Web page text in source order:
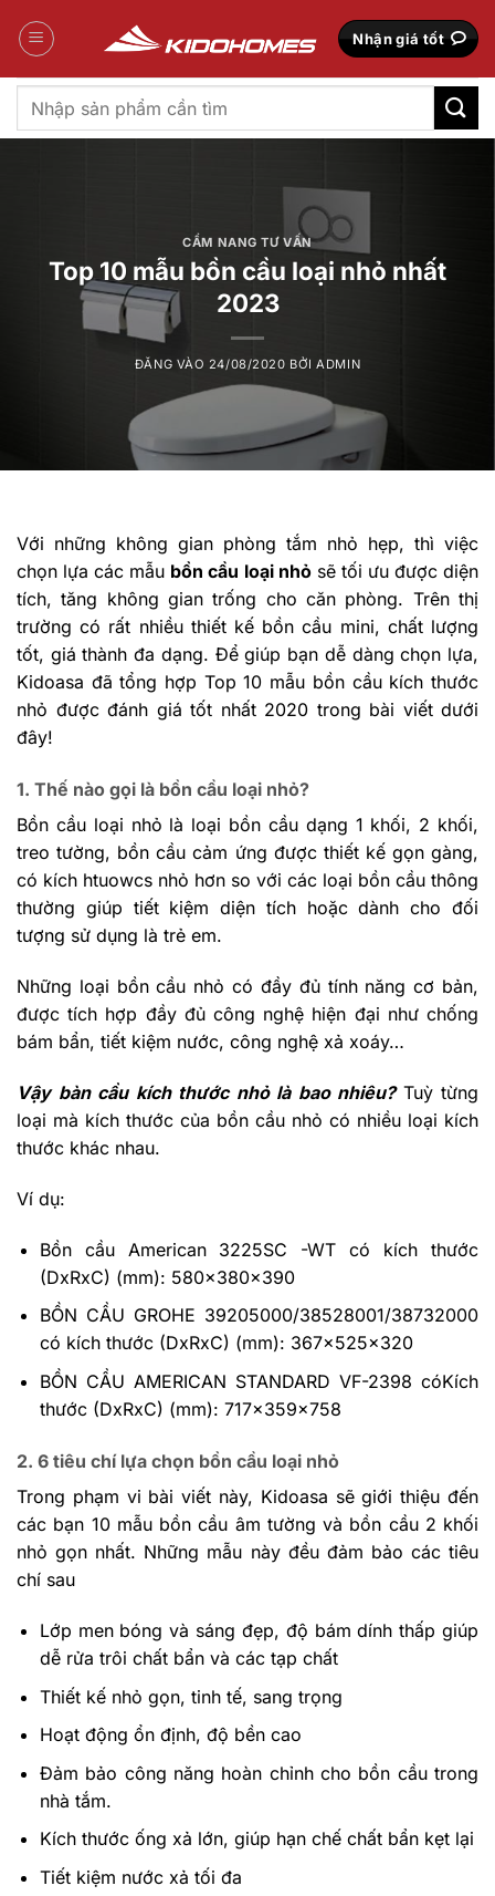
qua
Nhận giá tốt
Tìm
kiếm:
CẨM NANG TƯ VẤN
Top 10 mẫu bồn cầu loại nhỏ nhất
2023
ĐĂNG VÀO 24/08/2020 BỞIADMIN
Với những không gian phòng tắm nhỏ hẹp, thì việc
chọn lựa các mẫu bồn cầu loại nhỏsẽ tối ưu được diện
tích, tăng không gian trống cho căn phòng. Trên thị
trường có rất nhiều thiết kế bồn cầu mini, chất lượng
tốt, giá thành đa dạng. Để giúp bạn dễ dàng chọn lựa,
Kidoasa đã tổng hợp Top 10 mẫu bồn cầu kích thước
nhỏ được đánh giá tốt nhất 2020 trong bài viết dưới
đây!
1. Thế nào gọi là bồn cầu loại nhỏ?
Bồn cầu loại nhỏ là loại bồn cầu dạng 1 khối, 2 khối,
treo tường, bồn cầu cảm ứng được thiết kế gọn gàng,
có kích htuowcs nhỏ hơn so với các loại bồn cầu thông
thường giúp tiết kiệm diện tích hoặc dành cho đối
tượng sử dụng là trẻ em.
Những loại bồn cầu nhỏ có đầy đủ tính năng cơ bản,
được tích hợp đầy đủ công nghệ hiện đại như chống
bám bẩn, tiết kiệm nước, công nghệ xả xoáy…
Vậy bàn cầu kích thước nhỏ là bao nhiêu? Tuỳ từng
loại mà kích thước của bồn cầu nhỏ có nhiều loại kích
thước khác nhau.
Ví dụ:
Bồn cầu American 3225SC -WT có kích thước
(DxRxC) (mm): 580x380x390
BỒN CẦU GROHE 39205000/38528001/38732000
có kích thước (DxRxC) (mm): 367x525x320
BỒN CẦU AMERICAN STANDARD VF-2398 cóKích
thước (DxRxC) (mm): 717x359x758
2. 6 tiêu chí lựa chọn bồn cầu loại nhỏ
Trong phạm vi bài viết này, Kidoasa sẽ giới thiệu đến
các bạn 10 mẫu bồn cầu âm tường và bồn cầu 2 khối
nhỏ gọn nhất. Những mẫu này đều đảm bảo các tiêu
chí sau
Lớp men bóng và sáng đẹp, độ bám dính thấp giúp
dễ rửa trôi chất bẩn và các tạp chất
Thiết kế nhỏ gọn, tinh tế, sang trọng
Hoạt động ổn định, độ bền cao
Đảm bảo công năng hoàn chỉnh cho bồn cầu trong
nhà tắm.
Kích thước ống xả lớn, giúp hạn chế chất bẩn kẹt lại
Tiết kiệm nước xả tối đa